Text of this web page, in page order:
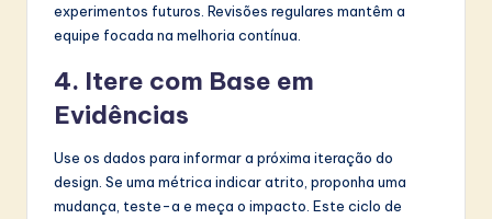
experimentos futuros. Revisões regulares mantêm a
equipe focada na melhoria contínua.
4. Itere com Base em
Evidências
Use os dados para informar a próxima iteração do
design. Se uma métrica indicar atrito, proponha uma
mudança, teste-a e meça o impacto. Este ciclo de